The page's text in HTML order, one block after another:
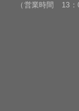
（営業時間 13：